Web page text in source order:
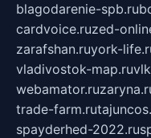
blagodarenie-spb.ru
cardvoice.ruzed-
zarafshan.ruyork-
vladivostok-map.ru
webamator.ru
trade-farm.ru
spayderhed-2022.ru